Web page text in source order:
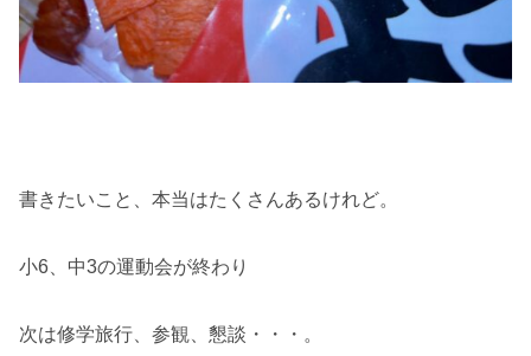
書きたいこと、本当はたくさんあるけれど。
小6、中3の運動会が終わり
次は修学旅行、参観、懇談・・・。